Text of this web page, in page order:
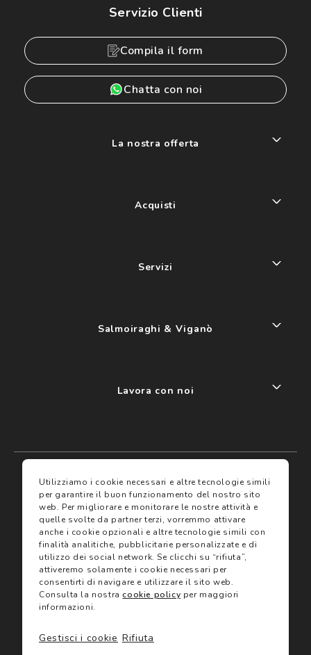
I miei preferiti
Assicurazioni
Servizi
Trova negozio
Gift Card
Servizio Clienti
Compila il form
Chatta con noi
La nostra offerta
Acquisti
Servizi
Salmoiraghi & Viganò
Lavora con noi
Termini e condizioni
Termini di vendita
Avvertenze e informazioni di sicurezza sui prodotti
Informativa sulla Privacy
Utilizzo dei cookie
Utilizziamo i cookie necessari e altre tecnologie simili
per garantire il buon funzionamento del nostro sito
web. Per migliorare e monitorare le nostre attività e
quelle svolte da partner terzi, vorremmo attivare
anche i cookie opzionali e altre tecnologie simili con
finalità analitiche, pubblicitarie personalizzate e di
utilizzo dei social network. Se clicchi su “rifiuta”,
attiveremo solamente i cookie necessari per
consentirti di navigare e utilizzare il sito web.
Consulta la nostracookie policy per maggiori
informazioni.
Rifiuta
Gestisci i cookie